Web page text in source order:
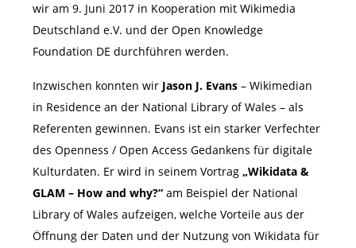
wir am 9. Juni 2017 in Kooperation mit Wikimedia
Deutschland e.V. und der Open Knowledge
Foundation DE durchführen werden.
Inzwischen konnten wir Jason J. Evans– Wikimedian
in Residence an der National Library of Wales – als
Referenten gewinnen. Evans ist ein starker Verfechter
des Openness / Open Access Gedankens für digitale
Kulturdaten. Er wird in seinem Vortrag „Wikidata &
GLAM – How and why?“am Beispiel der National
Library of Wales aufzeigen, welche Vorteile aus der
Öffnung der Daten und der Nutzung von Wikidata für